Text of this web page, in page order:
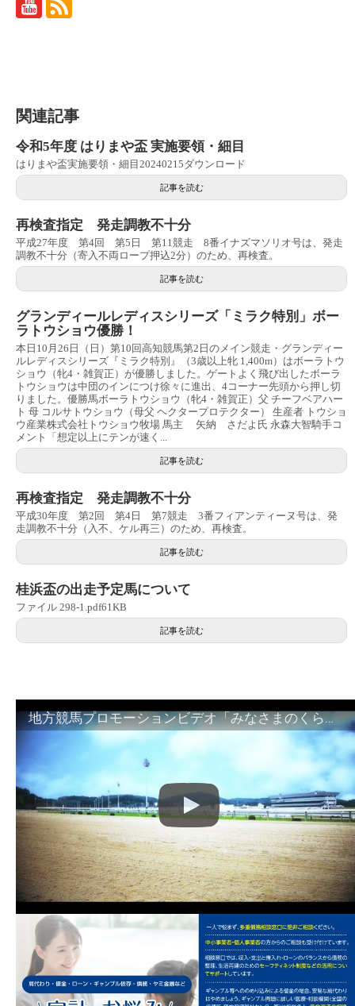
関連記事
令和5年度 はりまや盃 実施要領・細目
はりまや盃実施要領・細目20240215ダウンロード
記事を読む
再検査指定 発走調教不十分
平成27年度 第4回 第5日 第11競走 8番イナズマソリオ号は、発走
調教不十分（寄入不両ロープ押込2分）のため、再検査。
記事を読む
グランディールレディスシリーズ「ミラク特別」ボー
ラトウショウ優勝！
本日10月26日（日）第10回高知競馬第2日のメイン競走・グランディー
ルレディスシリーズ『ミラク特別』（3歳以上牝 1,400m）はボーラトウ
ショウ（牝4・雑賀正）が優勝しました。ゲートよく飛び出したボーラ
トウショウは中団のインにつけ徐々に進出、4コーナー先頭から押し切
りました。優勝馬ボーラトウショウ（牝4・雑賀正）父 チーフベアハー
ト 母 コルサトウショウ（母父 ヘクタープロテクター） 生産者 トウショ
ウ産業株式会社トウショウ牧場 馬主 矢納 さだよ氏 永森大智騎手コ
メント「想定以上にテンが速く...
記事を読む
再検査指定 発走調教不十分
平成30年度 第2回 第4日 第7競走 3番フィアンティーヌ号は、発
走調教不十分（入不、ケル再三）のため、再検査。
記事を読む
桂浜盃の出走予定馬について
ファイル 298-1.pdf61KB
記事を読む
地方競馬プロモーションビデオ「みなさまのくらしのために」30秒篇｜NAR公式